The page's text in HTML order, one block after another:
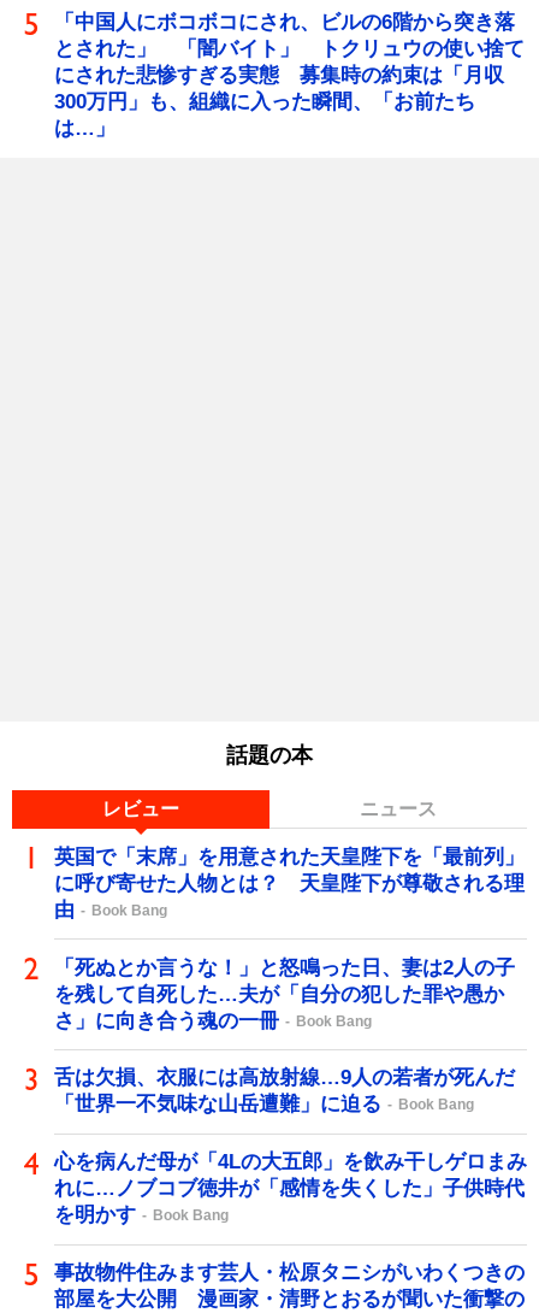
「中国人にボコボコにされ、ビルの6階から突き落
とされた」 「闇バイト」 トクリュウの使い捨て
にされた悲惨すぎる実態 募集時の約束は「月収
300万円」も、組織に入った瞬間、「お前たち
は…」
話題の本
レビュー ニュース
英国で「末席」を用意された天皇陛下を「最前列」
に呼び寄せた人物とは？ 天皇陛下が尊敬される理
由
Book Bang
「死ぬとか言うな！」と怒鳴った日、妻は2人の子
を残して自死した…夫が「自分の犯した罪や愚か
さ」に向き合う魂の一冊
Book Bang
舌は欠損、衣服には高放射線…9人の若者が死んだ
「世界一不気味な山岳遭難」に迫る
Book Bang
心を病んだ母が「4Lの大五郎」を飲み干しゲロまみ
れに…ノブコブ徳井が「感情を失くした」子供時代
を明かす
Book Bang
事故物件住みます芸人・松原タニシがいわくつきの
部屋を大公開 漫画家・清野とおるが聞いた衝撃の